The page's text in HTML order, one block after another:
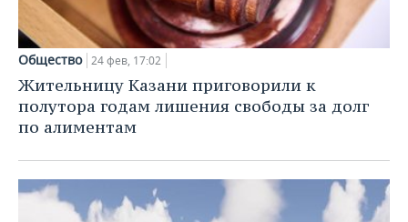
Общество 24 фев, 17:02
Жительницу Казани приговорили к
полутора годам лишения свободы за долг
по алиментам